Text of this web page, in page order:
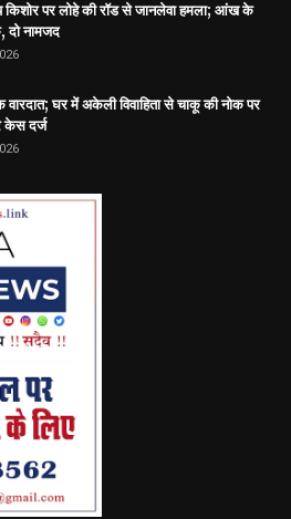
किशोर पर लोहे की रॉड से जानलेवा हमला; आंख के
दो नामजद
वारदात; घर में अकेली विवाहिता से चाकू की नोक पर
केस दर्ज